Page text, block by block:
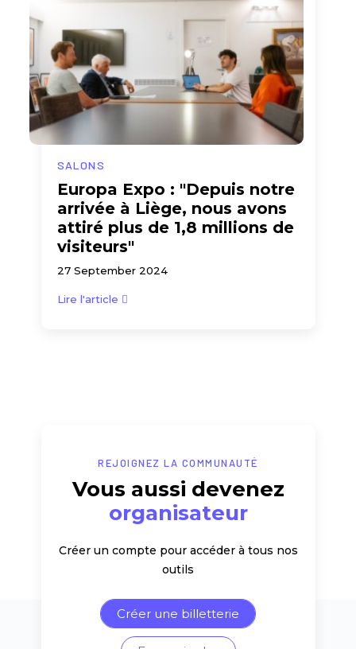
SALONS
Europa Expo : "Depuis notre
arrivée à Liège, nous avons
attiré plus de 1,8 millions de
visiteurs"
27 September 2024
Lire l'article
REJOIGNEZ LA COMMUNAUTÉ
Vous aussi devenez
organisateur
Créer un compte pour accéder à tous nos
outils
Créer une billetterie